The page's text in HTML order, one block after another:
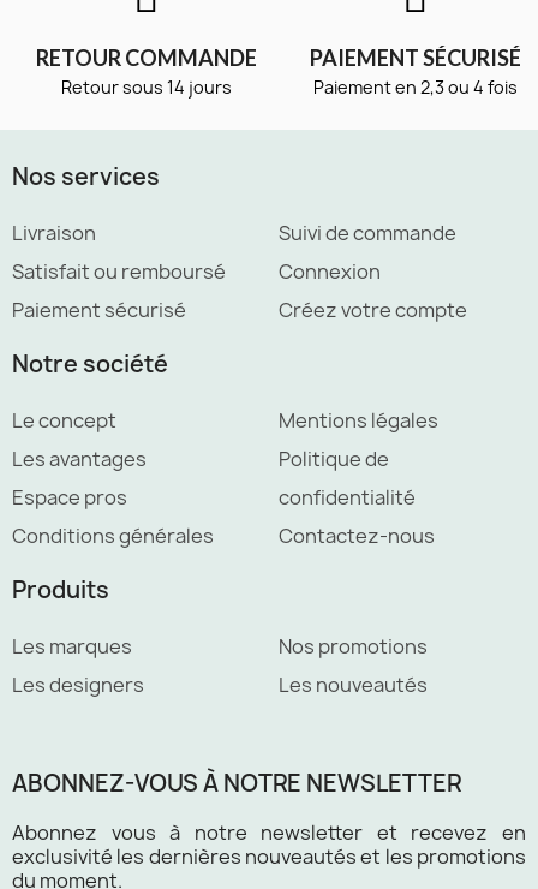
RETOUR COMMANDE
Retour sous 14 jours
PAIEMENT SÉCURISÉ
Paiement en 2,3 ou 4 fois
Nos services
Livraison
Satisfait ou remboursé
Paiement sécurisé
Suivi de commande
Connexion
Créez votre compte
Notre société
Le concept
Les avantages
Espace pros
Conditions générales
Mentions légales
Politique de
confidentialité
Contactez-nous
Produits
Les marques
Les designers
Nos promotions
Les nouveautés
ABONNEZ-VOUS À NOTRE NEWSLETTER
Abonnez vous à notre newsletter et recevez en
exclusivité les dernières nouveautés et les promotions
du moment.